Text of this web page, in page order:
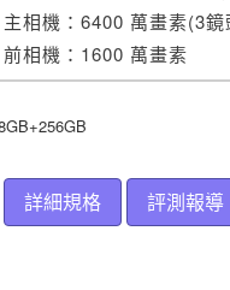
主相機：6400 萬畫素(3鏡
前相機：1600 萬畫素
詳細規格 評測報導